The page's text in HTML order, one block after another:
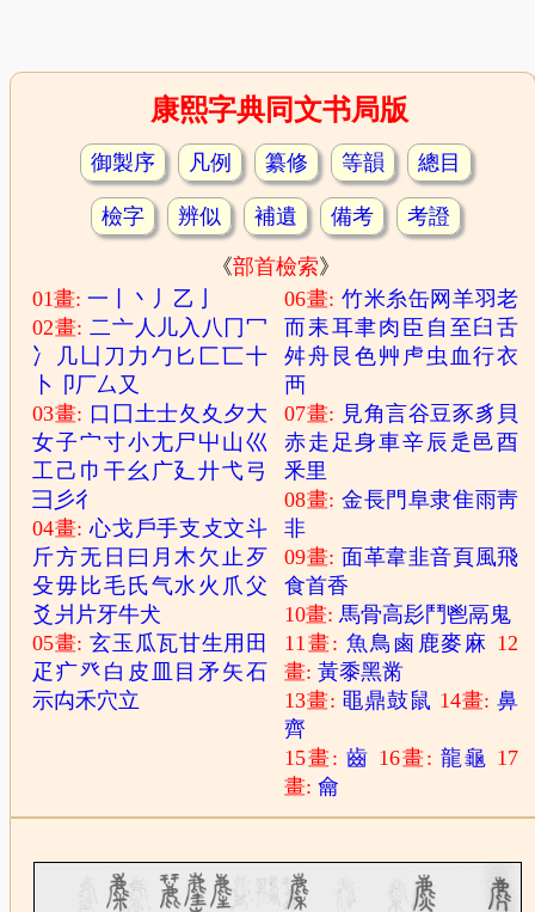
康熙字典同文书局版
御製序 凡例 纂修 等韻 總目
檢字 辨似 補遺 備考 考證
《部首檢索》
01畫:一 丶 丿 乙
02畫:二亠 人 儿入 八 冂冖
冫
几 凵 刀 力 勹 匕 匚匸十
卜
卩厂厶 又
03畫: 口 囗 土士夂 夊 夕大
女子宀寸小尢尸 屮 山巛
工 己 巾 干幺 广廴廾弋弓
彐 彡彳
04畫:心戈 戶手支 攴文斗
斤方无 日 曰 月木 欠止 歹
殳毋 比毛 氏气水 火 爪父
爻 爿 片牙牛犬
05畫:玄玉 瓜瓦甘生用 田
疋 疒癶 白 皮 目矛 矢石
示禸禾穴立
06畫: 竹米糸缶网 羊羽老
而耒耳聿肉 臣 自 至 臼舌
舛舟 艮色艸 虍 虫 血行衣
襾
07畫: 見角言谷豆豕豸 貝
赤走 足身車辛辰 辵 邑酉
釆里
08畫: 金長門 阜隶隹雨靑
非
09畫: 面革韋韭音頁風飛
食首香
10畫:馬骨高髟 鬥鬯鬲 鬼
11畫: 魚鳥 鹵 鹿麥 麻 12
畫:黃黍黑黹
13畫: 黽鼎鼓鼠 14畫:鼻
齊
15畫:齒 16畫:龍龜 17
畫:龠